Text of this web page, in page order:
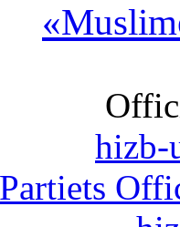
hizb-
Partiets